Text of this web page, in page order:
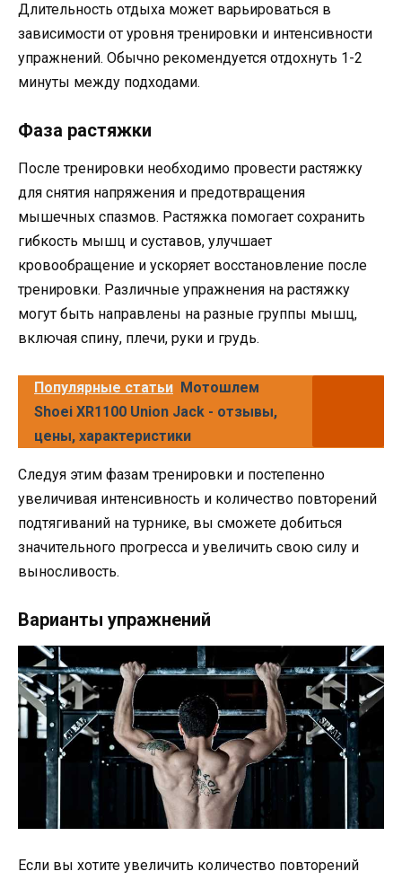
Длительность отдыха может варьироваться в
зависимости от уровня тренировки и интенсивности
упражнений. Обычно рекомендуется отдохнуть 1-2
минуты между подходами.
Фаза растяжки
После тренировки необходимо провести растяжку
для снятия напряжения и предотвращения
мышечных спазмов. Растяжка помогает сохранить
гибкость мышц и суставов, улучшает
кровообращение и ускоряет восстановление после
тренировки. Различные упражнения на растяжку
могут быть направлены на разные группы мышц,
включая спину, плечи, руки и грудь.
Популярные статьи Мотошлем
Shoei XR1100 Union Jack - отзывы,
цены, характеристики
Следуя этим фазам тренировки и постепенно
увеличивая интенсивность и количество повторений
подтягиваний на турнике, вы сможете добиться
значительного прогресса и увеличить свою силу и
выносливость.
Варианты упражнений
Если вы хотите увеличить количество повторений